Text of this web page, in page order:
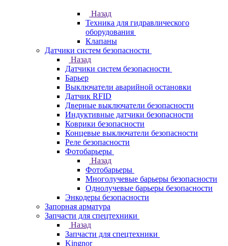
Назад
Техника для гидравлического
оборудования
Клапаны
Датчики систем безопасности
Назад
Датчики систем безопасности
Барьер
Выключатели аварийной остановки
Датчик RFID
Дверные выключатели безопасности
Индуктивные датчики безопасности
Коврики безопасности
Концевые выключатели безопасности
Реле безопасности
Фотобарьеры
Назад
Фотобарьеры
Многолучевые барьеры безопасности
Однолучевые барьеры безопасности
Энкодеры безопасности
Запорная арматура
Запчасти для спецтехники
Назад
Запчасти для спецтехники
Kingnor